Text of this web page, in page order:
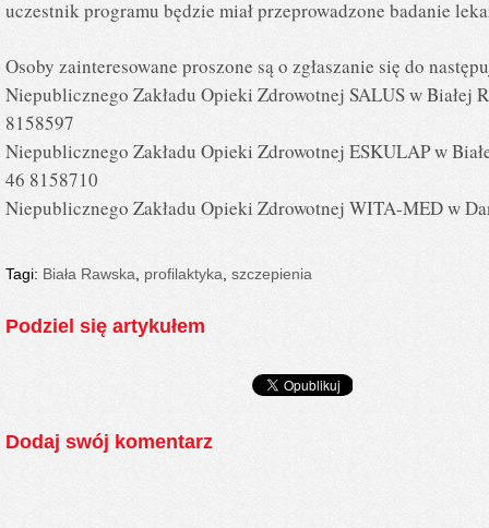
uczestnik programu będzie miał przeprowadzone badanie
Osoby zainteresowane proszone są o zgłaszanie się do
Niepublicznego Zakładu Opieki Zdrowotnej SALUS w Białej
8158597
Niepublicznego Zakładu Opieki Zdrowotnej ESKULAP w
46 8158710
Niepublicznego Zakładu Opieki Zdrowotnej WITA-MED w
Tagi: Biała Rawska profilaktyka szczepienia
Podziel się artykułem
Dodaj swój komentarz